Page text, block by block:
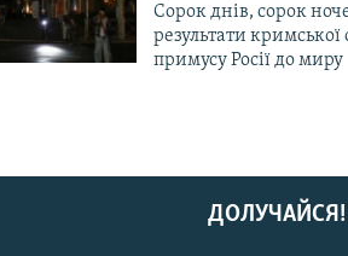
Сорок днів, сорок
результати кримської
примусу Росії до миру
ДОЛУЧАЙСЯ!